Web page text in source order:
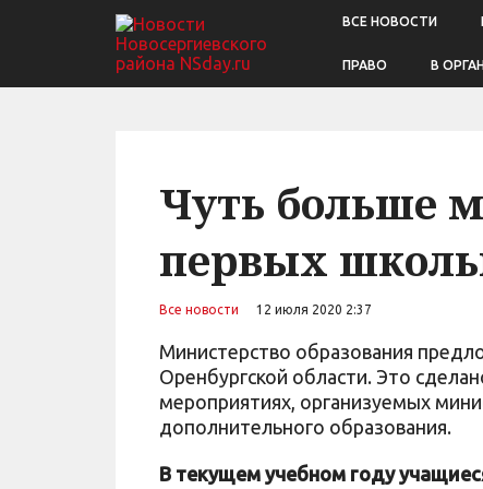
ВСЕ НОВОСТИ
ПРАВО В
Чуть больше
первых
Все новости 12 июля 2020 2:37
Министерство образования
Оренбургской области. Это
мероприятиях, организуемых
дополнительного образования.
В текущем учебном году